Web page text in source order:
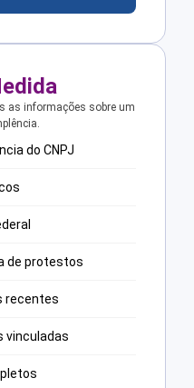
as informações sobre um
do CNPJ
de protestos
recentes
vinculadas